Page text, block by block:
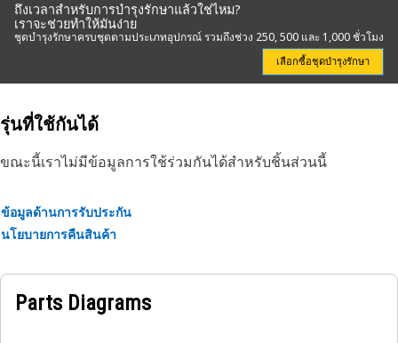
ถึงเวลาสำหรับการบำรุงรักษาแล้วใช่ไหม?
เราจะช่วยทำให้มันง่าย
ชุดบำรุงรักษาครบชุดตามประเภทอุปกรณ์ รวมถึงช่วง 250, 500 และ 1,000 ชั่วโมง
เลือกซื้อชุดบำรุงรักษา
รุ่นที่ใช้กันได้
ขณะนี้เราไม่มีข้อมูลการใช้ร่วมกันได้สำหรับชิ้นส่วนนี้
ข้อมูลด้านการรับประกัน
นโยบายการคืนสินค้า
Parts Diagrams